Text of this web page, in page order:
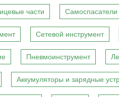
части Самоспасатели
Сетевой инструмент
Пневмоинструмент
Аккумуляторы и зарядные